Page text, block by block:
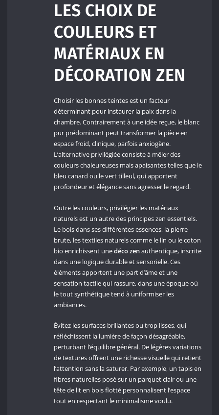
LES CHOIX DE
COULEURS ET
MATÉRIAUX EN
DÉCORATION ZEN
Choisir les bonnes teintes est un facteur
déterminant pour instaurer la paix dans la
chambre. Contrairement à une idée reçue, le blanc
pur prédominant peut transformer la pièce en
espace froid, clinique, parfois anxiogène.
L’alternative privilégiée consiste à mêler des
couleurs chaleureuses mais apaisantes telles que le
bleu canard ou le vert tilleul, qui apportent
profondeur et élégance sans agresser le regard.
Outre les couleurs, privilégier les matériaux
naturels est un autre des principes zen essentiels.
Le bois dans ses différentes essences, la pierre
brute, les textiles naturels comme le lin ou le coton
bio enrichissent unedéco zenauthentique, inscrite
dans une logique durable et sensorielle. Ces
éléments apportent une part d’âme et une
sensation tactile qui rassure, dans une époque où
le tout synthétique tend à uniformiser les
ambiances.
Évitez les surfaces brillantes ou trop lisses, qui
réfléchissent la lumière de façon désagréable,
perturbant l’équilibre général. De légères variations
de textures offrent une richesse visuelle qui retient
l’attention sans la saturer. Par exemple, un tapis en
fibres naturelles posé sur un parquet clair ou une
tête de lit en bois flotté personnalisent l’espace
tout en respectant le minimalisme voulu.